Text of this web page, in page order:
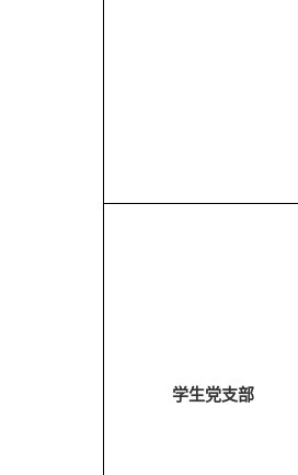
学生党支部